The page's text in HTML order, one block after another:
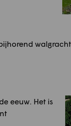
walgracht.
eeuw. Het is